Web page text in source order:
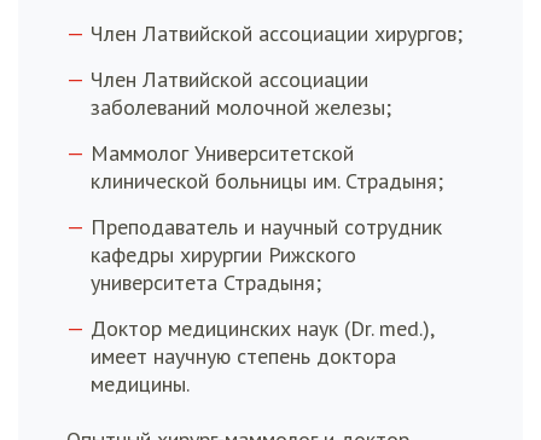
Член Латвийской ассоциации хирургов;
Член Латвийской ассоциации
заболеваний молочной железы;
Маммолог Университетской
клинической больницы им. Страдыня;
Преподаватель и научный сотрудник
кафедры хирургии Рижского
университета Страдыня;
Доктор медицинских наук (Dr. med.),
имеет научную степень доктора
медицины.